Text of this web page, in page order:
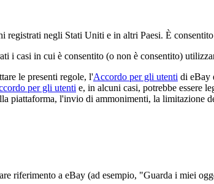
registrati negli Stati Uniti e in altri Paesi. È
i casi in cui è consentito (o non è consentito)
le presenti regole, l'Accordo per gli utenti di eBay
per gli utenti e, in alcuni casi, potrebbe essere
piattaforma, l'invio di ammonimenti, la limitazione
riferimento a eBay (ad esempio, "Guarda i miei